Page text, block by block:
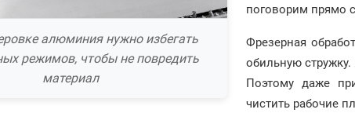
алюминия нужно избегать
режимов, чтобы не повредить
материал
поговорим прямо
Фрезерная
обильную
Поэтому даже
чистить рабочие